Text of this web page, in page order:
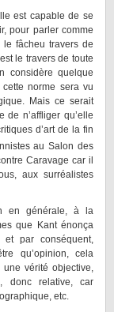
est capable de se
pour parler comme
fâcheu travers de
le travers de toute
considère quelque
norme sera vu
Mais ce serait
n’affliger qu’elle
d’art de la fin
au Salon des
Caravage car il
aux surréalistes
en générale, à la
que Kant énonça
par conséquent,
qu’opinion, cela
vérité objective,
donc relative, car
etc.